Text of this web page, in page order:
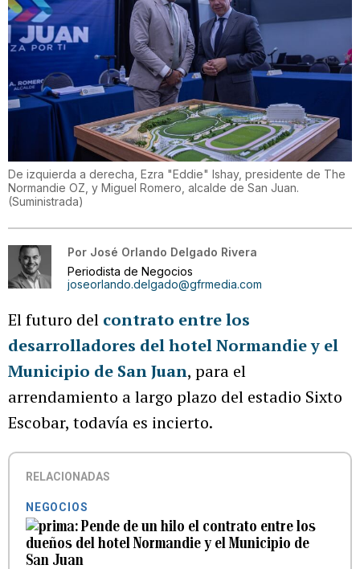
De izquierda a derecha, Ezra "Eddie" Ishay, presidente de The
Normandie OZ, y Miguel Romero, alcalde de San Juan.
(Suministrada)
Por José Orlando Delgado Rivera
Periodista de Negocios
joseorlando.delgado@gfrmedia.com
El futuro del contrato entre los
desarrolladores del hotel Normandie y el
Municipio de San Juan, para el
arrendamiento a largo plazo del estadio Sixto
Escobar, todavía es incierto.
RELACIONADAS
NEGOCIOS
Pende de un hilo el contrato entre los
dueños del hotel Normandie y el Municipio de
San Juan